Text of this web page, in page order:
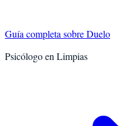
Guía completa sobreDuelo
Psicólogo en Limpias